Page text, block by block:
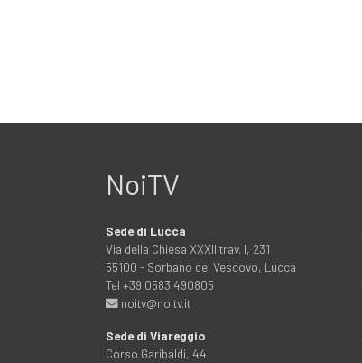
NoiTV
Sede di Lucca
Via della Chiesa XXXII trav. I, 231
55100 - Sorbano del Vescovo, Lucca
Tel +39 0583 490805
noitv@noitv.it
Sede di Viareggio
Corso Garibaldi, 44